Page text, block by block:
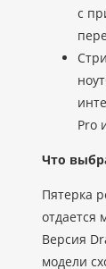
с
Pro
Что
Пятерка
отдается
Версия
модели